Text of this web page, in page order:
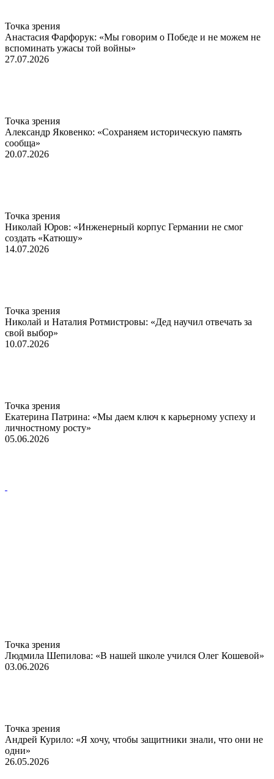
Точка зрения
Анастасия Фарфорук: «Мы говорим о Победе и не можем не
вспоминать ужасы той войны»
27.07.2026
Точка зрения
Александр Яковенко: «Сохраняем историческую память
сообща»
20.07.2026
Точка зрения
Николай Юров: «Инженерный корпус Германии не смог
создать «Катюшу»
14.07.2026
Точка зрения
Николай и Наталия Ротмистровы: «Дед научил отвечать за
свой выбор»
10.07.2026
Точка зрения
Екатерина Патрина: «Мы даем ключ к карьерному успеху и
личностному росту»
05.06.2026
Точка зрения
Людмила Шепилова: «В нашей школе учился Олег Кошевой»
03.06.2026
Точка зрения
Андрей Курило: «Я хочу, чтобы защитники знали, что они не
одни»
26.05.2026